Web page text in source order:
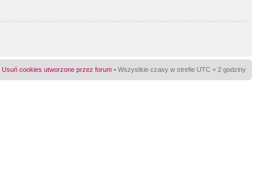
Usuń cookies utworzone przez forum • Wszystkie czasy w strefie UTC + 2 godziny